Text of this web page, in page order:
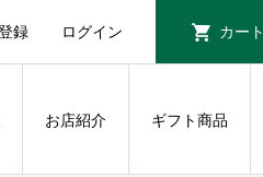
録 ログイン カート
お店紹介 ギフト商品